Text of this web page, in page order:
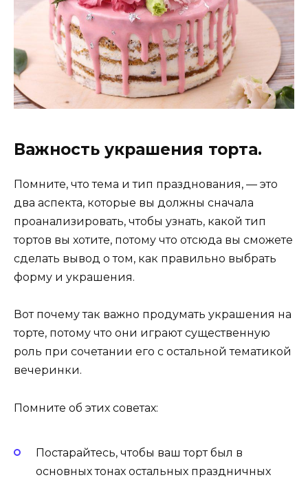
Важность украшения торта.
Помните, что тема и тип празднования, — это
два аспекта, которые вы должны сначала
проанализировать, чтобы узнать, какой тип
тортов вы хотите, потому что отсюда вы сможете
сделать вывод о том, как правильно выбрать
форму и украшения.
Вот почему так важно продумать украшения на
торте, потому что они играют существенную
роль при сочетании его с остальной тематикой
вечеринки.
Помните об этих советах:
Постарайтесь, чтобы ваш торт был в
основных тонах остальных праздничных